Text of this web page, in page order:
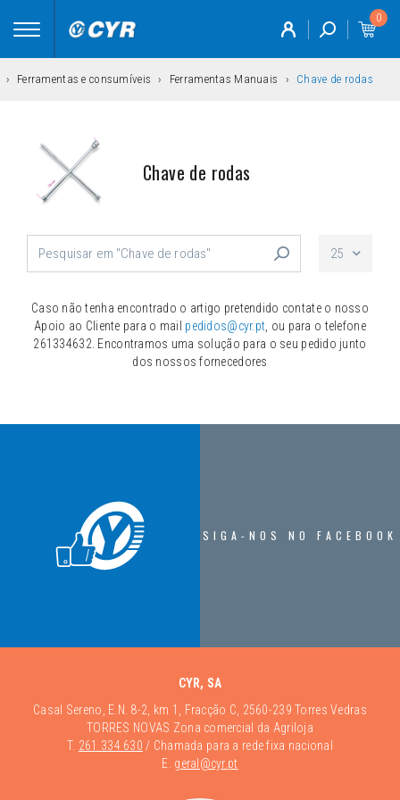
Toggle
0
Ferramentas e consumíveis Ferramentas Manuais Chave de rodas
Chave de rodas
25
Caso não tenha encontrado o artigo pretendido contate o nosso
Apoio ao Cliente para o mail pedidos@cyr.pt , ou para o telefone
261334632. Encontramos uma solução para o seu pedido junto
dos nossos fornecedores
SIGA-NOS NO FACEBOOK
CYR, SA
Casal Sereno, E.N. 8-2, km 1, Fracção C, 2560-239 Torres Vedras
TORRES NOVAS Zona comercial da Agriloja
T. 261 334 630 / Chamada para a rede fixa nacional
E. geral@cyr.pt